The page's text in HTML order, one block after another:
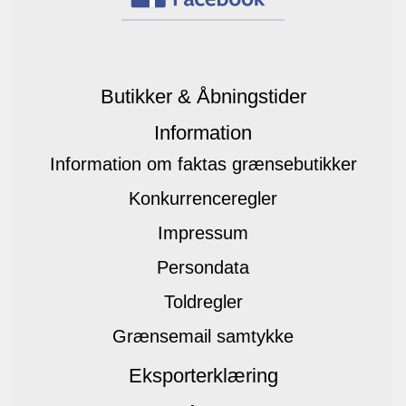
Butikker & Åbningstider
Information
Information om faktas grænsebutikker
Konkurrenceregler
Impressum
Persondata
Toldregler
Grænsemail samtykke
Eksporterklæring